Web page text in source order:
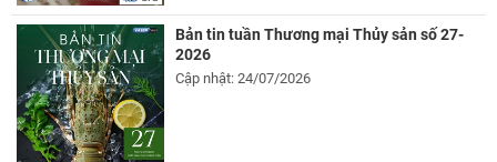
Bản tin tuần Thương mại Thủy sản số 27-
2026
Cập nhật: 24/07/2026